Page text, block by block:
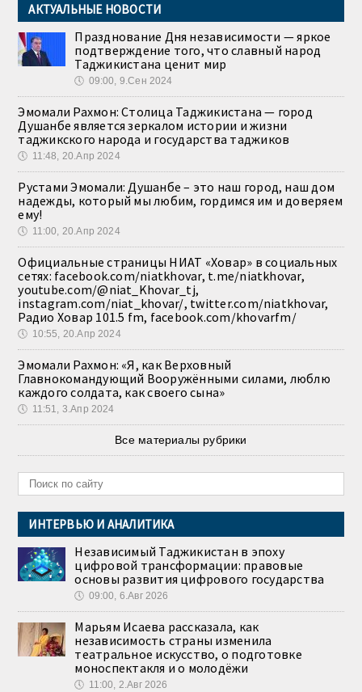
АКТУАЛЬНЫЕ НОВОСТИ
Празднование Дня независимости — яркое
подтверждение того, что славный народ
Таджикистана ценит мир
🕔 09:00, 9.Сен 2024
Эмомали Рахмон: Столица Таджикистана — город
Душанбе является зеркалом истории и жизни
таджикского народа и государства таджиков
🕔 11:48, 20.Апр 2024
Рустами Эмомали: Душанбе – это наш город, наш дом
надежды, который мы любим, гордимся им и доверяем
ему!
🕔 11:00, 20.Апр 2024
Официальные страницы НИАТ «Ховар» в социальных
сетях: facebook.com/niatkhovar, t.me/niatkhovar,
youtube.com/@niat_Khovar_tj,
instagram.com/niat_khovar/, twitter.com/niatkhovar,
Радио Ховар 101.5 fm, facebook.com/khovarfm/
🕔 10:55, 20.Апр 2024
Эмомали Рахмон: «Я, как Верховный
Главнокомандующий Вооружёнными силами, люблю
каждого солдата, как своего сына»
🕔 11:51, 3.Апр 2024
Все материалы рубрики
ИНТЕРВЬЮ И АНАЛИТИКА
Независимый Таджикистан в эпоху
цифровой трансформации: правовые
основы развития цифрового государства
🕔 09:00, 6.Авг 2026
Марьям Исаева рассказала, как
независимость страны изменила
театральное искусство, о подготовке
моноспектакля и о молодёжи
🕔 11:00, 2.Авг 2026